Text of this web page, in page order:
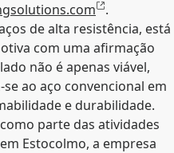
.
de alta resistência, está
com uma afirmação
não é apenas viável,
ao aço convencional em
e durabilidade.
parte das atividades
Estocolmo, a empresa